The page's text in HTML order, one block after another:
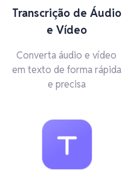
Transcrição de Áudio
e Vídeo
Converta áudio e vídeo
em texto de forma rápida
e precisa